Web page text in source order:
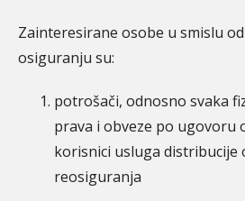
Zainteresirane osobe u smislu
osiguranju su:
potrošači, odnosno svaka
prava i obveze po ugovoru
korisnici usluga distribucije
reosiguranja